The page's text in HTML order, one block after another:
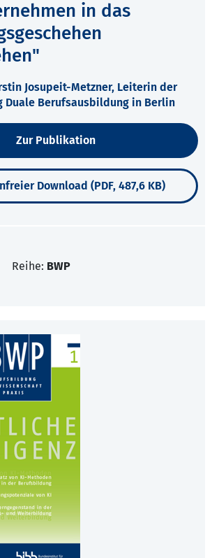
in das
Josupeit-Metzner, Leiterin der
Duale Berufsausbildung in Berlin
Zur Publikation
Download (PDF, 487,6 KB)
Reihe: BWP